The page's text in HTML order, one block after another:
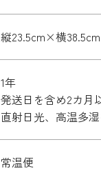
縦23.5cm×横
1年
発送日を含め2カ月
直射日光、高温多
常温便